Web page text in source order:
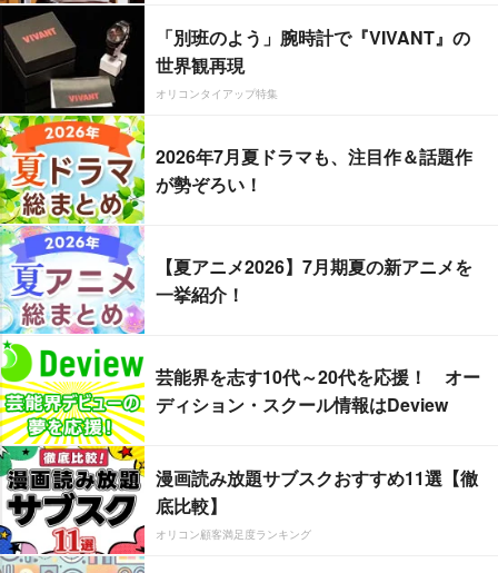
「別班のよう」腕時計で『VIVANT』の
世界観再現
オリコンタイアップ特集
2026年7月夏ドラマも、注目作＆話題作
が勢ぞろい！
【夏アニメ2026】7月期夏の新アニメを
一挙紹介！
芸能界を志す10代～20代を応援！ オー
ディション・スクール情報はDeview
漫画読み放題サブスクおすすめ11選【徹
底比較】
オリコン顧客満足度ランキング